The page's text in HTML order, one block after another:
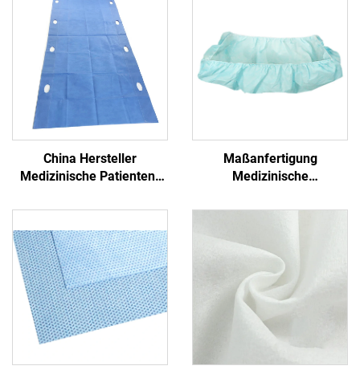
China Hersteller
Medizinische Patienten-
Transfer-Blatt mit Griff
Maßanfertigung
Medizinische
PP+PE Einmalbetttücher
Einmalblaues
Krankenhaus
Einmalbetttuch